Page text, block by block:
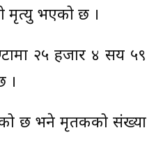
मृत्यु भएको छ ।
२५ हजार ४ सय ५९
।
छ भने मृतकको संख्या